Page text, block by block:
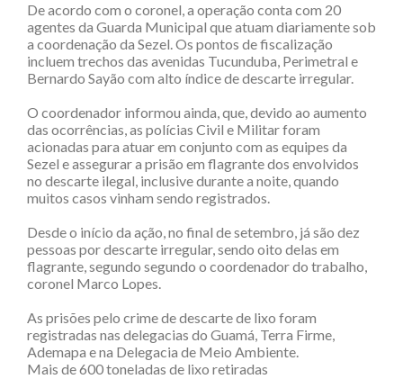
De acordo com o coronel, a operação conta com 20
agentes da Guarda Municipal que atuam diariamente sob
a coordenação da Sezel. Os pontos de fiscalização
incluem trechos das avenidas Tucunduba, Perimetral e
Bernardo Sayão com alto índice de descarte irregular.
O coordenador informou ainda, que, devido ao aumento
das ocorrências, as polícias Civil e Militar foram
acionadas para atuar em conjunto com as equipes da
Sezel e assegurar a prisão em flagrante dos envolvidos
no descarte ilegal, inclusive durante a noite, quando
muitos casos vinham sendo registrados.
Desde o início da ação, no final de setembro, já são dez
pessoas por descarte irregular, sendo oito delas em
flagrante, segundo segundo o coordenador do trabalho,
coronel Marco Lopes.
As prisões pelo crime de descarte de lixo foram
registradas nas delegacias do Guamá, Terra Firme,
Ademapa e na Delegacia de Meio Ambiente.
Mais de 600 toneladas de lixo retiradas